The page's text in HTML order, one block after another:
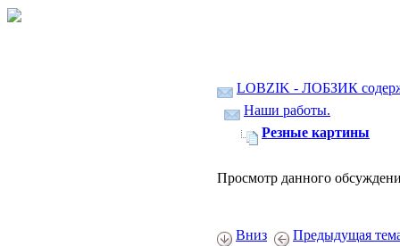
LOBZIK - ЛОБЗИК
Наши работы.
Резные картины
Просмотр данного
Вниз Предыдущая